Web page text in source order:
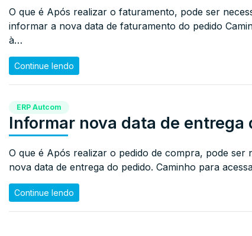
O que é Após realizar o faturamento, pode ser
informar a nova data de faturamento do pedido
à…
Continue lendo
ERP Autcom
Informar nova data de entrega
O que é Após realizar o pedido de compra, pode
nova data de entrega do pedido. Caminho para
Continue lendo